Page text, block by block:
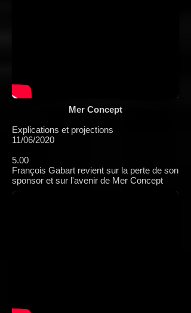
Mer Concept
Explications et projections
11/06/2020
5.00
François Gabart revient sur la perte de son
sponsor et sur l'avenir de Mer Concept